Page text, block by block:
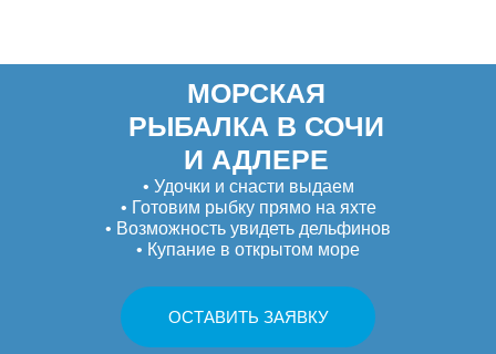
МОРСКАЯ
РЫБАЛКА В СОЧИ
И АДЛЕРЕ
ОСТАВИТЬ ЗАЯВКУ
• Удочки и снасти выдаем
• Готовим рыбку прямо на яхте
• Возможность увидеть дельфинов
• Купание в открытом море